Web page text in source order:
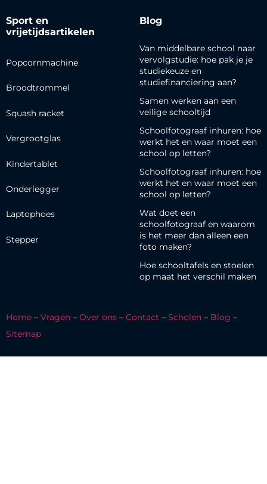
Sport en
vrijetijdsartikelen
Popcornmachine
Broodtrommel
Squash racket
Vergrootglas
Kindertablet
Onderlegger
Laptophoes
Stepper
Blog
Van middelbare school naar
vervolgstudie: hoe pak je je
studiekeuze en
studiefinanciering aan?
Samen werken aan een
veilige schooltijd
Schoolfotograaf inhuren: hoe
werkt het en waar moet een
school op letten?
Schoolfotograaf inhuren: hoe
werkt het en waar moet een
school op letten?
Wat doet een
schoolfotograaf en waarom
is het meer dan alleen een
foto maken?
Hoe schooltafels en stoelen
op maat het verschil maken
Home – Vragen – Over ons – Contact – Scholen – Blog –
Sitemap